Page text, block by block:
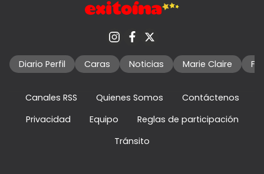
Diario Perfil Caras Noticias Marie Claire
Canales RSS Quienes Somos
Contáctenos
Privacidad
Equipo
Reglas de participación
Tránsito